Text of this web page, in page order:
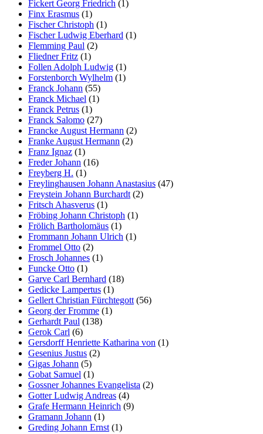
Fickert Georg Friedrich (1)
Finx Erasmus (1)
Fischer Christoph (1)
Fischer Ludwig Eberhard (1)
Flemming Paul (2)
Fliedner Fritz (1)
Follen Adolph Ludwig (1)
Forstenborch Wylhelm (1)
Franck Johann (55)
Franck Michael (1)
Franck Petrus (1)
Franck Salomo (27)
Francke August Hermann (2)
Franke August Hermann (2)
Franz Ignaz (1)
Freder Johann (16)
Freyberg H. (1)
Freylinghausen Johann Anastasius (47)
Freystein Johann Burchardt (2)
Fritsch Ahasverus (1)
Fröbing Johann Christoph (1)
Frölich Bartholomäus (1)
Frommann Johann Ulrich (1)
Frommel Otto (2)
Frosch Johannes (1)
Funcke Otto (1)
Garve Carl Bernhard (18)
Gedicke Lampertus (1)
Gellert Christian Fürchtegott (56)
Georg der Fromme (1)
Gerhardt Paul (138)
Gerok Carl (6)
Gersdorff Henriette Katharina von (1)
Gesenius Justus (2)
Gigas Johann (5)
Gobat Samuel (1)
Gossner Johannes Evangelista (2)
Gotter Ludwig Andreas (4)
Grafe Hermann Heinrich (9)
Gramann Johann (1)
Greding Johann Ernst (1)